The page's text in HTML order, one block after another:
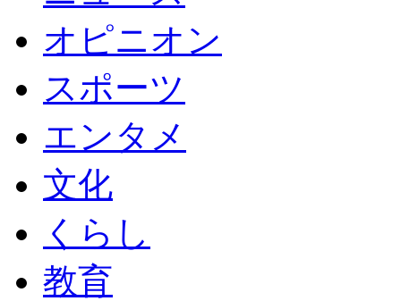
オピニオン
スポーツ
エンタメ
文化
くらし
教育